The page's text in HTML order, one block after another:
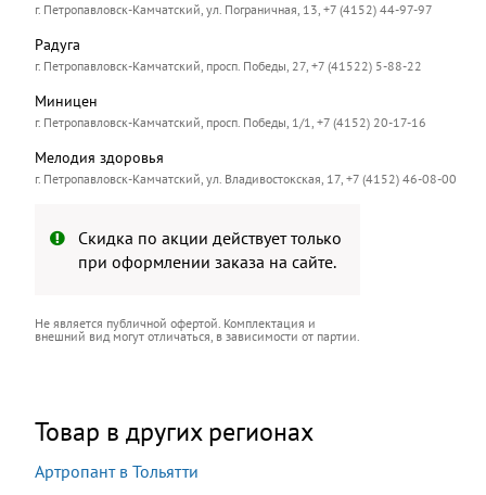
г. Петропавловск-Камчатский, ул. Пограничная, 13, +7 (4152) 44-97-97
Радуга
г. Петропавловск-Камчатский, просп. Победы, 27, +7 (41522) 5-88-22
Миницен
г. Петропавловск-Камчатский, просп. Победы, 1/1, +7 (4152) 20-17-16
Мелодия здоровья
г. Петропавловск-Камчатский, ул. Владивостокская, 17, +7 (4152) 46-08-00
Скидка по акции действует только
при оформлении заказа на сайте.
Не является публичной офертой. Комплектация и
внешний вид могут отличаться, в зависимости от партии.
Товар в других регионах
Артропант в Тольятти